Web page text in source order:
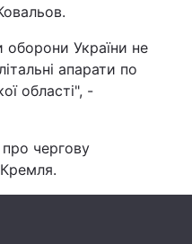
Інциденти
Погода
оборони України не
апарати по
області", -
чергову